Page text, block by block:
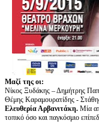
Μαζί της οι:
Νίκος Ξυδάκης – Δημήτρης
Θέμης Καραμουρατίδης -
Ελευθερία Αρβανιτάκη. Μία
τοπικό όσο και παγκόσμιο